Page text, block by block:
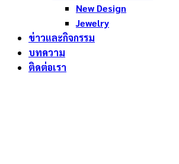
New Design
Jewelry
ข่าวและกิจกรรม
บทความ
ติดต่อเรา